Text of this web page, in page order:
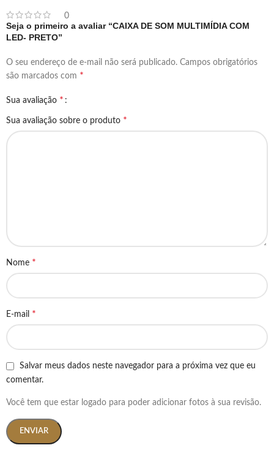
0
Seja o primeiro a avaliar “CAIXA DE SOM MULTIMÍDIA COM
LED- PRETO”
O seu endereço de e-mail não será publicado. Campos obrigatórios
são marcados com *
Sua avaliação *
Sua avaliação sobre o produto *
Nome *
E-mail *
Salvar meus dados neste navegador para a próxima vez que eu
comentar.
Você tem que estar logado para poder adicionar fotos à sua revisão.